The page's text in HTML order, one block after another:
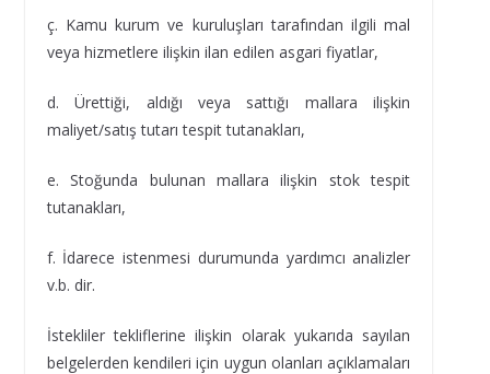
ç. Kamu kurum ve kuruluşları tarafından ilgili mal
veya hizmetlere ilişkin ilan edilen asgari fiyatlar,
d. Ürettiği, aldığı veya sattığı mallara ilişkin
maliyet/satış tutarı tespit tutanakları,
e. Stoğunda bulunan mallara ilişkin stok tespit
tutanakları,
f. İdarece istenmesi durumunda yardımcı analizler
v.b. dir.
İstekliler tekliflerine ilişkin olarak yukarıda sayılan
belgelerden kendileri için uygun olanları açıklamaları